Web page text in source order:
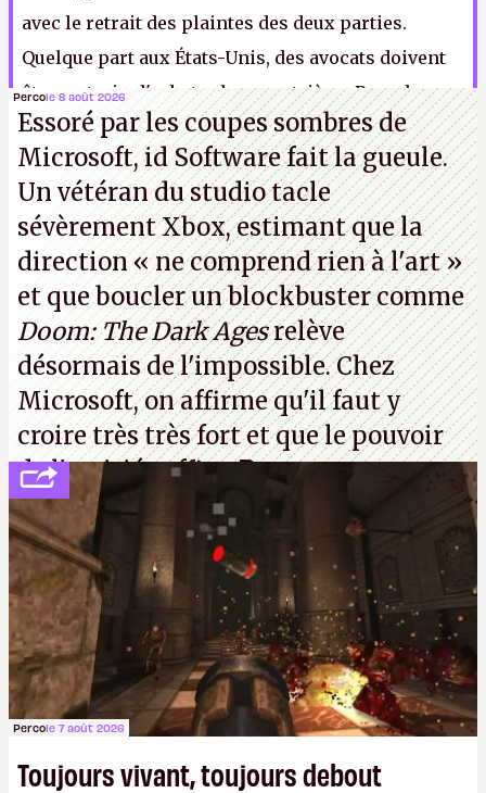
avec le retrait des plaintes des deux parties.
Quelque part aux États-Unis, des avocats doivent
être en train d'acheter leur quatrième Porsche
avec les heures qu'ils ont facturées, alors la
morale de cette histoire est quand même
positive.A.
Percole 8 août 2026
Essoré par les coupes sombres de
Microsoft, id Software fait la gueule.
Un vétéran du studiotacle
sévèrement Xbox, estimant que la
direction« ne comprend rien à l'art »
et que boucler un blockbuster comme
Doom: The Dark Agesrelève
désormais de l'impossible. Chez
Microsoft, on affirme qu'il faut y
croire très très fort et que le pouvoir
de l'amitié suffira.P.
Percole 7 août 2026
Toujours vivant, toujours debout